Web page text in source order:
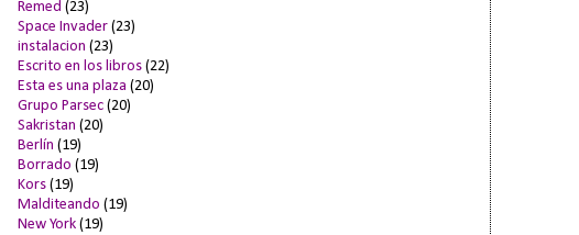
Remed (23)
Space Invader (23)
instalacion (23)
Escrito en los libros (22)
Esta es una plaza (20)
Grupo Parsec (20)
Sakristan (20)
Berlín (19)
Borrado (19)
Kors (19)
Malditeando (19)
New York (19)